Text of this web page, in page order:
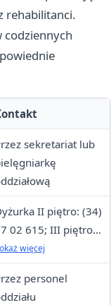
rehabilitanci.
codziennych
sekretariat lub
II piętro: (34)
02 615; III piętro:
37 02 626
więcej
personel